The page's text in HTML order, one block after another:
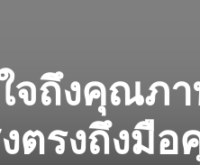
จถึงคุณภ
ตรงถึงมือ